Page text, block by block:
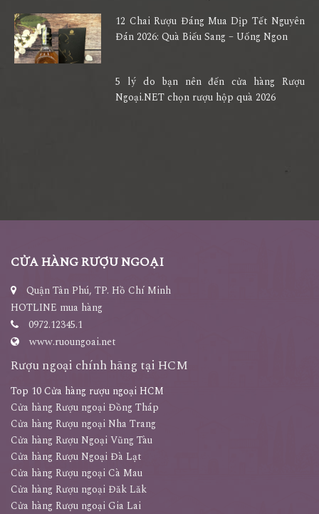
12 Chai Rượu Đáng Mua Dịp Tết Nguyên
Đán 2026: Quà Biếu Sang – Uống Ngon
5 lý do bạn nên đến cửa hàng Rượu
Ngoại.NET chọn rượu hộp quà 2026
CỬA HÀNG RƯỢU NGOẠI
Quận Tân Phú, TP. Hồ Chí Minh
HOTLINE mua hàng
0972.12345.1
www.ruoungoai.net
Rượu ngoại chính hãng tại HCM
Top 10 Cửa hàng rượu ngoại HCM
Cửa hàng Rượu ngoại Đồng Tháp
Cửa hàng Rượu ngoại Nha Trang
Cửa hàng Rượu Ngoại Vũng Tàu
Cửa hàng Rượu Ngoại Đà Lạt
Cửa hàng Rượu ngoại Cà Mau
Cửa hàng Rượu ngoại Đăk Lăk
Cửa hàng Rượu ngoại Gia Lai